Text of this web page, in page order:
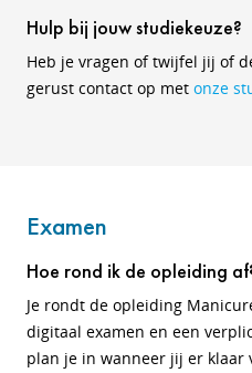
Hulp bij jouw studiekeuze?
Heb je vragen of twijfel jij of
gerust contact op met onze
Examen
Hoe rond ik de opleiding
Je rondt de opleiding
digitaal examen en een
plan je in wanneer jij er klaar